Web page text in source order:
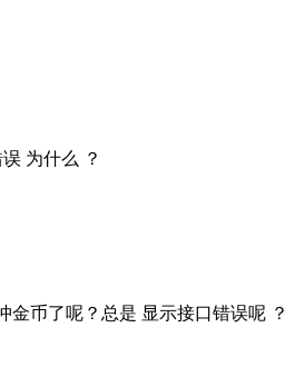
为什么 ？
币了呢？总是 显示接口错误呢 ？